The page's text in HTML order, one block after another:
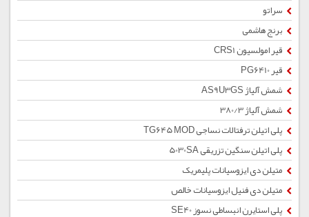
سراتو
برنج هاشمی
قیر امولسیون CRS1
قیر PG6410
شمش آلیاژ AS9U3GS
شمش آلیاژ 380/3
پلی اتیلن ترفتالات نساجی TG645 MOD
پلی اتیلن سنگین تزریقی 5030SA
متیلن دی ایزوسیانات پلیمریک
متیلن دی فنیل ایزوسیانات خالص
پلی استایرن انبساطی نسوز SE40